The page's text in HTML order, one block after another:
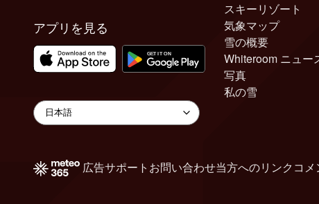
アプリを見る
スキーリゾート
気象マップ
雪の概要
Whiteroom ニュー
写真
私の雪
広告サポート お問い合わせ当方へのリンク コメ